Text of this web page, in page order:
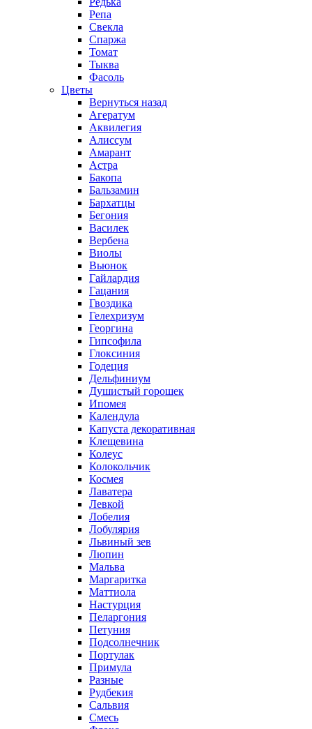
Репа
Свекла
Спаржа
Томат
Тыква
Фасоль
Цветы
Вернуться назад
Агератум
Аквилегия
Алиссум
Амарант
Астра
Бакопа
Бальзамин
Бархатцы
Бегония
Василек
Вербена
Виолы
Вьюнок
Гайлардия
Гацания
Гвоздика
Гелехризум
Георгина
Гипсофила
Глоксиния
Годеция
Дельфиниум
Душистый горошек
Ипомея
Календула
Капуста декоративная
Клещевина
Колеус
Колокольчик
Космея
Лаватера
Левкой
Лобелия
Лобулярия
Львиный зев
Люпин
Мальва
Маргаритка
Маттиола
Настурция
Пеларгония
Петуния
Подсолнечник
Портулак
Примула
Разные
Рудбекия
Сальвия
Смесь